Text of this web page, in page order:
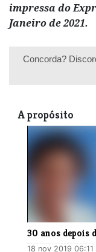
impressa do
Janeiro de 2021.
Concorda?
A propósito
30 anos depois
18 nov 2019 06:11